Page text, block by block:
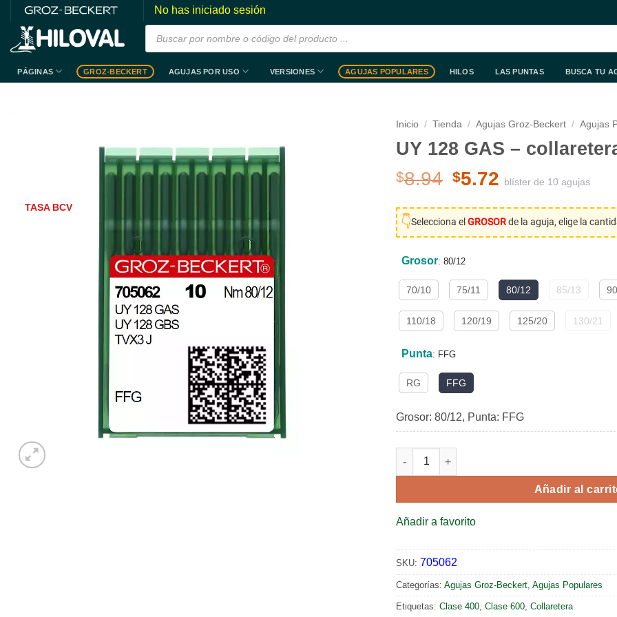
Saltar
contenido
No has iniciado sesión
Búsqueda
PÁGINAS GROZ-BECKERT AGUJAS POR USO VERSIONES AGUJAS POPULARES HILOS LAS PUNTAS BUSCA TU
Inicio / Tienda / Agujas Groz-Beckert / Agujas
UY 128 GAS –
$8.94 El
original
era:
$8.94.
$5.72 El
actual
es:
$5.72.
blíster de 10 agujas
👇Selecciona el GROSORde la aguja, elige la
Grosor: 80/12
70/10 75/11 80/12 85/13
110/18 120/19 125/20 130/21
Punta: FFG
RG FFG
Grosor: 80/12, Punta: FFG
UY 128 GAS - collaretera estándar cantidad
Añadir al
Añadir a favorito
SKU: 705062
Categorías: Agujas Groz-Beckert, Agujas Populares
Etiquetas: Clase 400, Clase 600, Collaretera